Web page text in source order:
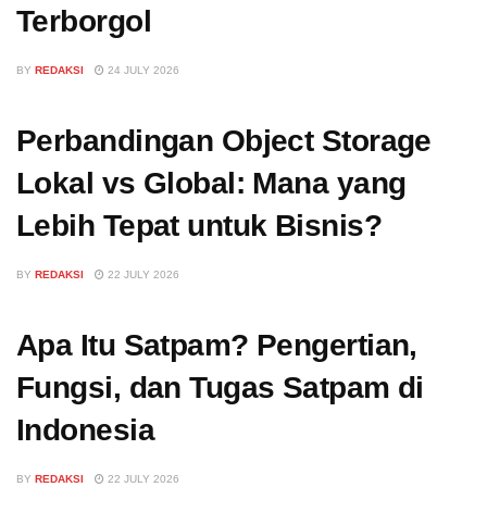
Terborgol
BY REDAKSI 24 JULY 2026
Perbandingan Object Storage
Lokal vs Global: Mana yang
Lebih Tepat untuk Bisnis?
BY REDAKSI 22 JULY 2026
Apa Itu Satpam? Pengertian,
Fungsi, dan Tugas Satpam di
Indonesia
BY REDAKSI 22 JULY 2026